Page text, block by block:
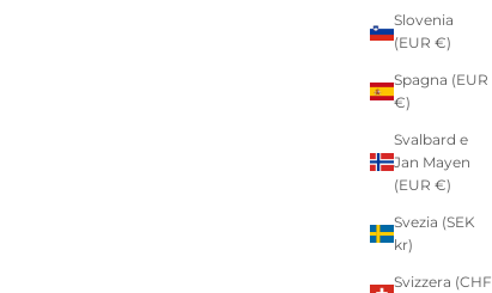
Slovenia
(EUR €)
Spagna (EUR
€)
Svalbard e
Jan Mayen
(EUR €)
Svezia (SEK
kr)
Svizzera (CHF